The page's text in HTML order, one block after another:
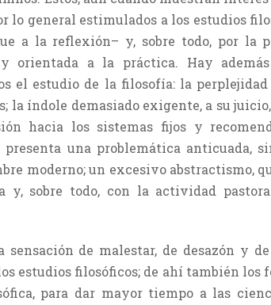
lo general esti­mulados a los estudios
a la reflexión– y, sobre todo, por la
orientada a la práctica. Hay
el estudio de la filosofía: la
índole demasiado exigente, a su
hacia los sistemas fijos y
una problemática anticuada,
moderno; un excesivo abstractismo,
sobre todo, con la actividad
de malestar, de desazón y
estudios filosóficos; de ahí también los
para dar mayor tiempo a las